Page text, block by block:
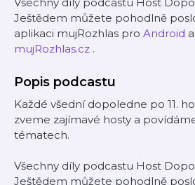
Ještědem můžete pohodlně
aplikaci mujRozhlas pro Android a
mujRozhlas.cz .
Popis podcastu
Každé všední dopoledne po 11.
zveme zajímavé hosty a
tématech.
Všechny díly podcastu Host
Ještědem můžete pohodlně